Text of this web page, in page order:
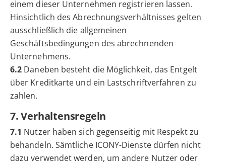
einem dieser Unternehmen registrieren lassen.
Hinsichtlich des Abrechnungsverhältnisses gelten
ausschließlich die allgemeinen
Geschäftsbedingungen des abrechnenden
Unternehmens.
6.2 Daneben besteht die Möglichkeit, das Entgelt
über Kreditkarte und ein Lastschriftverfahren zu
zahlen.
7. Verhaltensregeln
7.1 Nutzer haben sich gegenseitig mit Respekt zu
behandeln. Sämtliche ICONY-Dienste dürfen nicht
dazu verwendet werden, um andere Nutzer oder